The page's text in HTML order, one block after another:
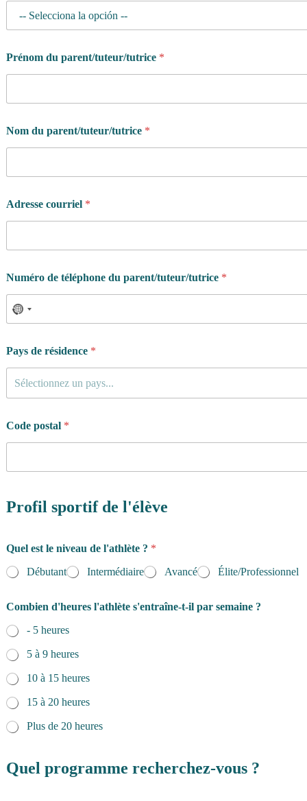
Prénom du parent/tuteur/tutrice *
Nom du parent/tuteur/tutrice *
Adresse courriel *
Numéro de téléphone du parent/tuteur/tutrice *
Pays de résidence *
Sélectionnez un pays...
Code postal *
Profil sportif de l'élève
Quel est le niveau de l'athlète ? *
Débutant
Intermédiaire Avancé Élite/Professionnel
Combien d'heures l'athlète s'entraîne-t-il par semaine ?
- 5 heures
5 à 9 heures
10 à 15 heures
15 à 20 heures
Plus de 20 heures
Quel programme recherchez-vous ?